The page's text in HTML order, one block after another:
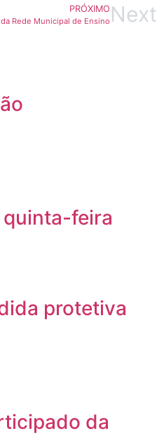
PRÓXIMO
Rede Municipal de Ensino Next
feira
protetiva
da